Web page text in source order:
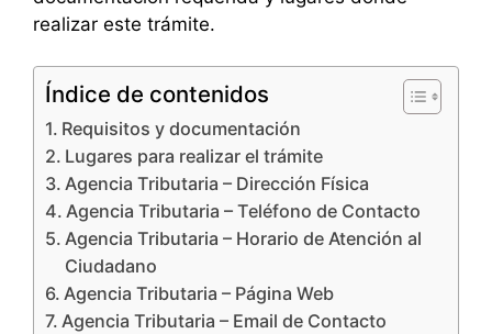
realizar este trámite.
Índice de contenidos
Requisitos y documentación
Lugares para realizar el trámite
Agencia Tributaria – Dirección Física
Agencia Tributaria – Teléfono de Contacto
Agencia Tributaria – Horario de Atención al
Ciudadano
Agencia Tributaria – Página Web
Agencia Tributaria – Email de Contacto